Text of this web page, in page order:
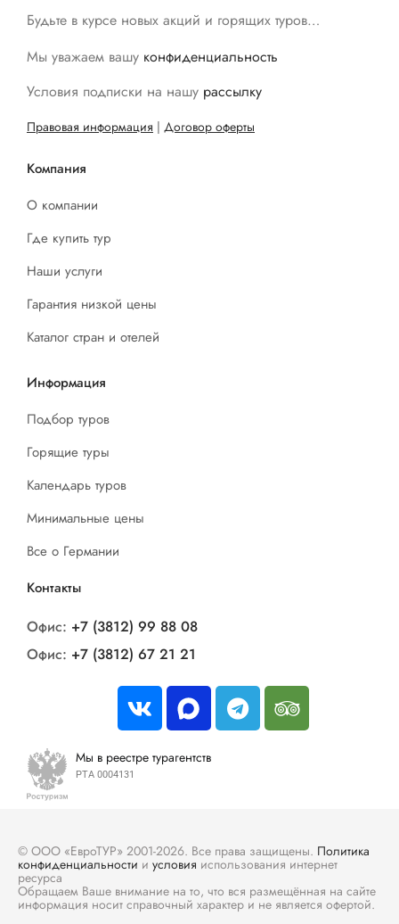
Будьте в курсе новых акций и горящих туров…
Мы уважаем вашу конфиденциальность
Условия подписки на нашу рассылку
Правовая информация | Договор оферты
Компания
О компании
Где купить тур
Наши услуги
Гарантия низкой цены
Каталог стран и отелей
Информация
Подбор туров
Горящие туры
Календарь туров
Минимальные цены
Все о Германии
Контакты
Офис: +7 (3812) 99 88 08
Офис: +7 (3812) 67 21 21
Мы в реестре турагентств
РТА 0004131
© ООО «ЕвроТУР» 2001-2026. Все права защищены. Политика
конфиденциальности и условия использования интернет
ресурса
Обращаем Ваше внимание на то, что вся размещённая на сайте
информация носит справочный характер и не является офертой.